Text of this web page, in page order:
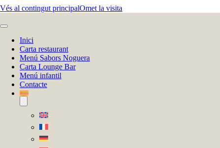
Vés al contingut principalOmet la visita
Inici
Carta restaurant
Menú Sabors Noguera
Carta Lounge Bar
Menú infantil
Contacte